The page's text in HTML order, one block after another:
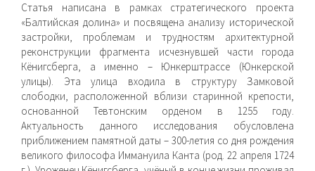
Статья написана в рамках стратегического проекта
«Балтийская долина» и посвящена анализу исторической
застройки, проблемам и трудностям архитектурной
реконструкции фрагмента исчезнувшей части города
Кёнигсберга, а именно – Юнкерштрассе (Юнкерской
улицы). Эта улица входила в структуру Замковой
слободки, расположенной вблизи старинной крепости,
основанной Тевтонским орденом в 1255 году.
Актуальность данного исследования обусловлена
приближением памятной даты – 300-летия со дня рождения
великого философа Иммануила Канта (род. 22 апреля 1724